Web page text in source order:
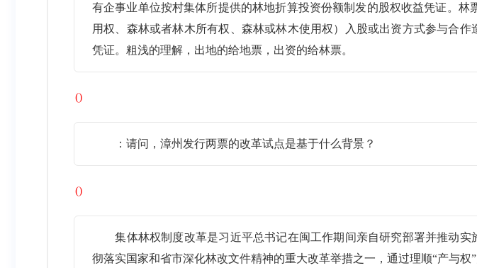
有企事业单位按村集体所提供的林地折算投资份额制发的股权收益凭证。
用权、森林或者林木所有权、森林或林木使用权）入股或出资方式参与合
凭证。粗浅的理解，出地的给地票，出资的给林票。
()
：请问，漳州发行两票的改革试点是基于什么背景？
()
集体林权制度改革是习近平总书记在闽工作期间亲自研究部署并推动
彻落实国家和省市深化林改文件精神的重大改革举措之一，通过理顺“产与